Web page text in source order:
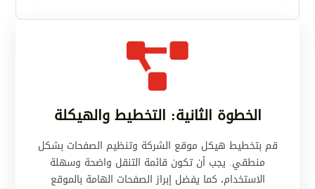

الخطوة الثانية: التخطيط والهيكلة
قم بتخطيط هيكل موقع الشركة وتنظيم الصفحات بشكل
منطقي. يجب أن تكون قائمة التنقل واضحة وسهلة
الاستخدام، كما يفضل إبراز الصفحات الهامة بالموقع